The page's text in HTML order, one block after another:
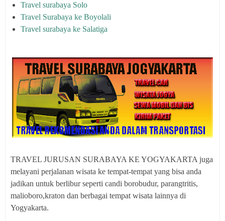
Travel surabaya Solo
Travel Surabaya ke Boyolali
Travel surabaya ke Salatiga
TRAVEL JURUSAN SURABAYA KE YOGYAKARTA juga
melayani perjalanan wisata ke tempat-tempat yang bisa anda
jadikan untuk berlibur seperti candi borobudur, parangtritis,
malioboro,kraton dan berbagai tempat wisata lainnya di
Yogyakarta.